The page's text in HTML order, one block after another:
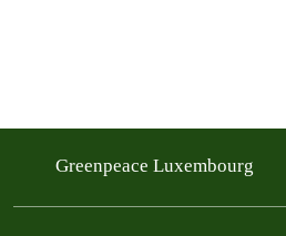
Greenpeace Luxembourg